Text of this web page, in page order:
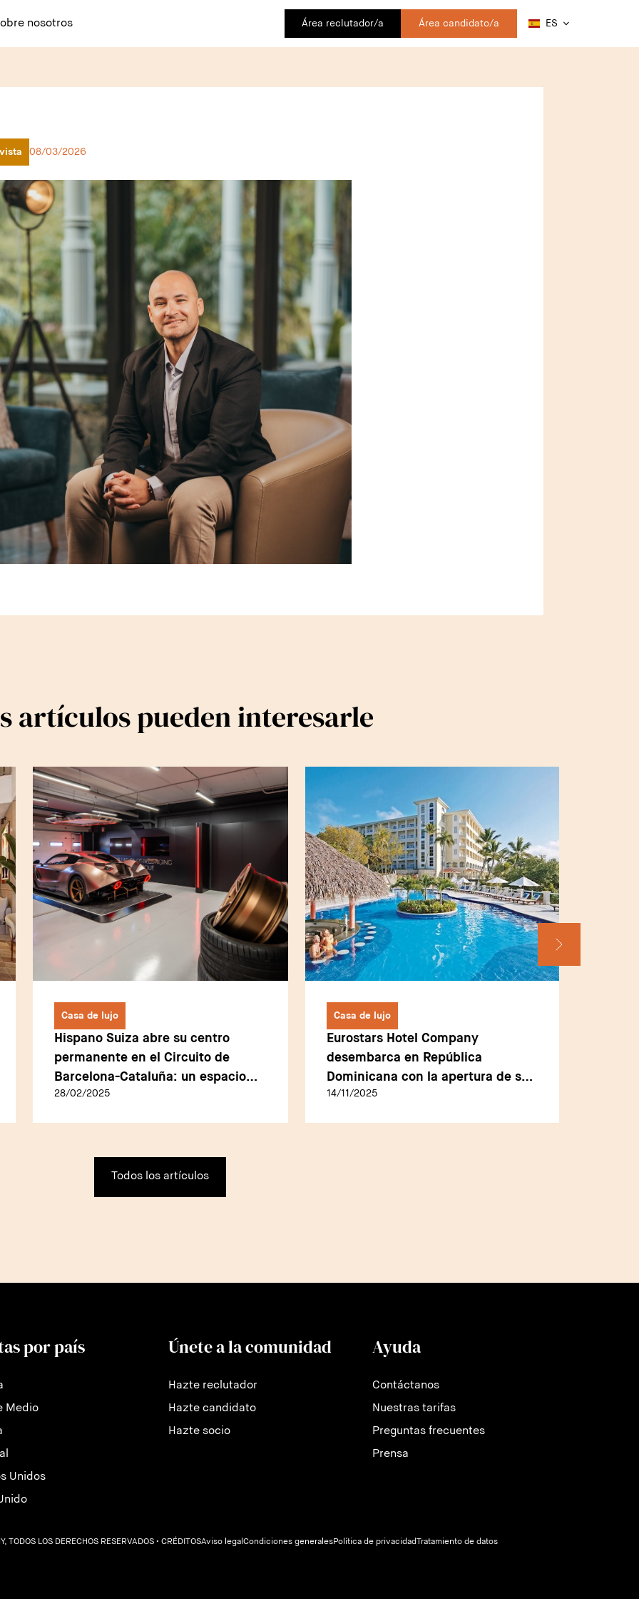
nosotros Área reclutador/a Área candidato/a ES
08/03/2026
artículos pueden interesarle
Casa de lujo
Hispano Suiza abre su centro
permanente en el Circuito de
Barcelona-Cataluña: un espacio
exclusivo que fusiona lujo y altas
28/02/2025
Casa de lujo
Eurostars Hotel Company
desembarca en República
Dominicana con la apertura de su
primer resort de lujo en Samaná
14/11/2025
Todos los artículos
por país
Medio
Unidos
Únete a la comunidad
Hazte reclutador
Hazte candidato
Hazte socio
Ayuda
Contáctanos
Nuestras tarifas
Preguntas frecuentes
Prensa
TODOS LOS DERECHOS RESERVADOS • CRÉDITOSAviso legal Condiciones generalesPolítica de privacidadTratamiento de datos